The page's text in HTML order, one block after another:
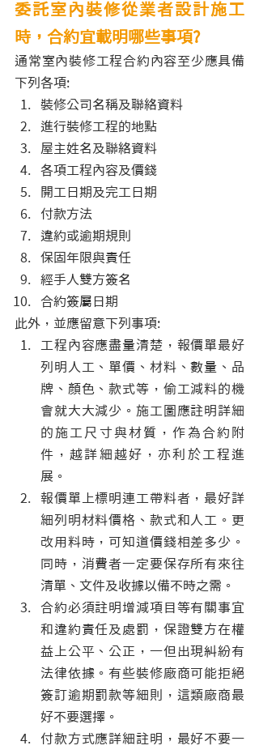
委託室內裝修從業者設計施工
時，合約宜載明哪些事項?
通常室內裝修工程合約內容至少應具備
下列各項:
裝修公司名稱及聯絡資料
進行裝修工程的地點
屋主姓名及聯絡資料
各項工程內容及價錢
開工日期及完工日期
付款方法
違約或逾期規則
保固年限與責任
經手人雙方簽名
合約簽屬日期
此外，並應留意下列事項:
工程內容應盡量清楚，報價單最好
列明人工、單價、材料、數量、品
牌、顏色、款式等，偷工減料的機
會就大大減少。施工圖應註明詳細
的施工尺寸與材質，作為合約附
件，越詳細越好，亦利於工程進
展。
報價單上標明連工帶料者，最好詳
細列明材料價格、款式和人工。更
改用料時，可知道價錢相差多少。
同時，消費者一定要保存所有來往
清單、文件及收據以備不時之需。
合約必須註明增減項目等有關事宜
和違約責任及處罰，保證雙方在權
益上公平、公正，一但出現糾紛有
法律依據。有些裝修廠商可能拒絕
簽訂逾期罰款等細則，這類廠商最
好不要選擇。
付款方式應詳細註明，最好不要一